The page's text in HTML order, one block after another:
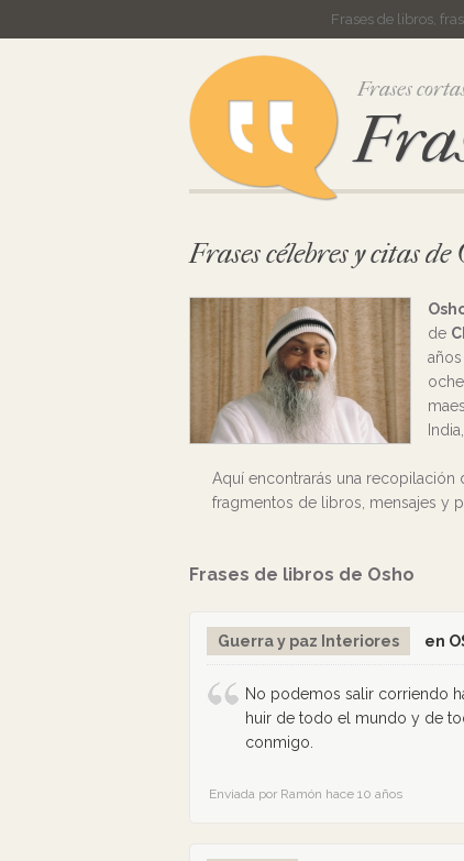
Frases de libros,
Frases
Frases célebres y citas de
de
Aquí encontrarás una recopilación
fragmentos de libros, mensajes y
Frases de libros de Osho
Guerra y paz Interiores en
No podemos salir corriendo
huir de todo el mundo y de
conmigo.
Enviada por Ramón hace 10 años